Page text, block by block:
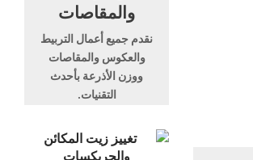
والمقاصات
نقدم جميع أعمال التربيط
والعكوس والمقاصات
ووزن الأذرعة بأحدث
التقنيات.